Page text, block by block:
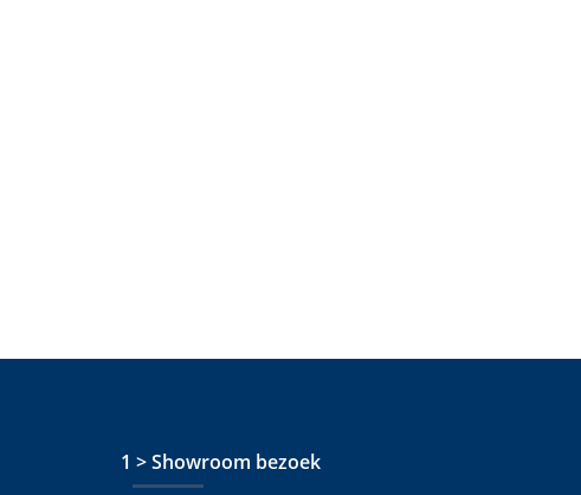
1 > Showroom bezoek